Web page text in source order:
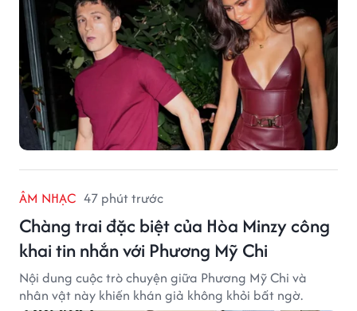
ÂM NHẠC 47 phút trước
Chàng trai đặc biệt của Hòa Minzy công
khai tin nhắn với Phương Mỹ Chi
Nội dung cuộc trò chuyện giữa Phương Mỹ Chi và
nhân vật này khiến khán giả không khỏi bất ngờ.